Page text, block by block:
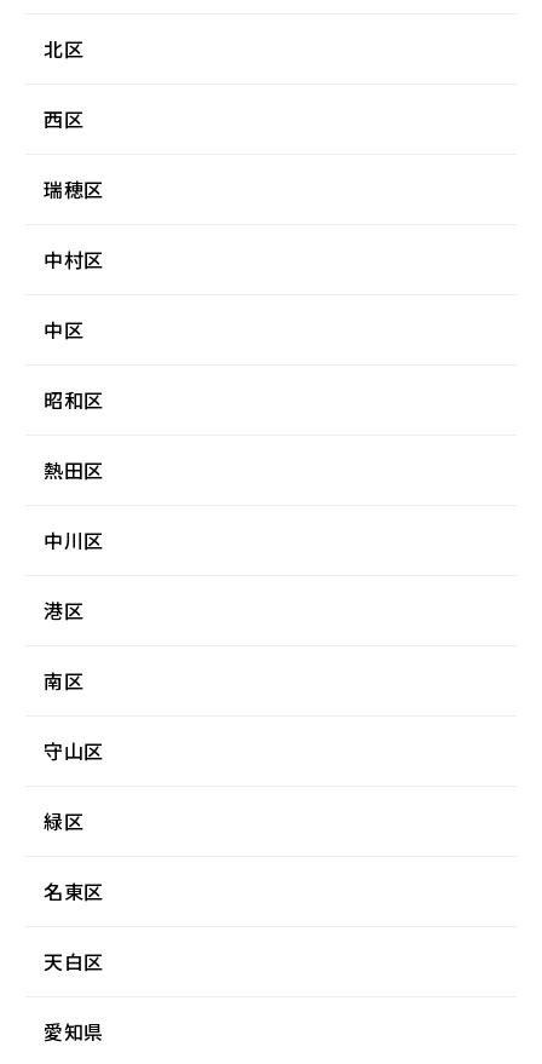
北区
西区
瑞穂区
中村区
中区
昭和区
熱田区
中川区
港区
南区
守山区
緑区
名東区
天白区
愛知県